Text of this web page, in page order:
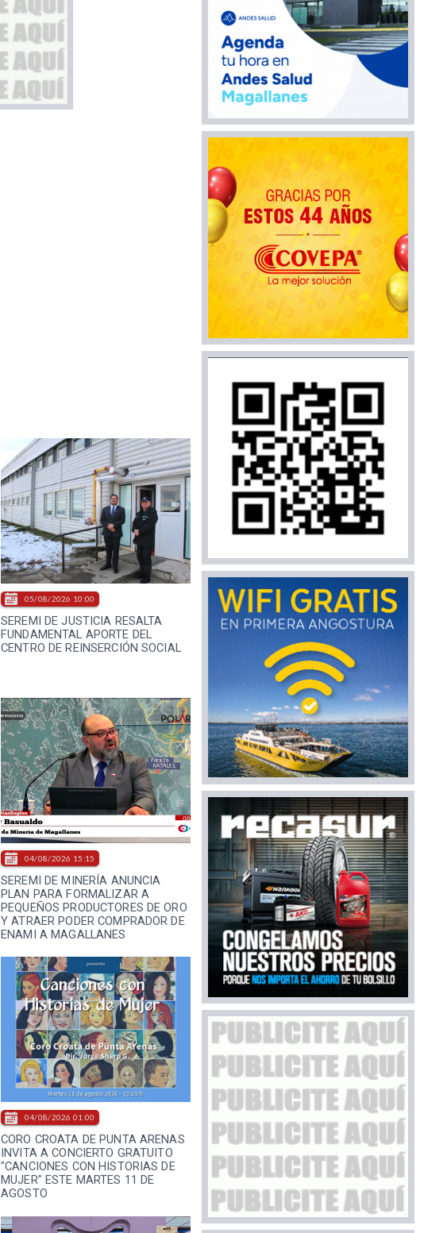
SEREMI DE JUSTICIA RESALTA
FUNDAMENTAL APORTE DEL
CENTRO DE REINSERCIÓN SOCIAL
05/08/2026 10:00
SEREMI DE MINERÍA ANUNCIA
PLAN PARA FORMALIZAR A
PEQUEÑOS PRODUCTORES DE ORO
Y ATRAER PODER COMPRADOR DE
ENAMI A MAGALLANES
04/08/2026 15:15
CORO CROATA DE PUNTA ARENAS
INVITA A CONCIERTO GRATUITO
"CANCIONES CON HISTORIAS DE
MUJER" ESTE MARTES 11 DE
AGOSTO
04/08/2026 01:00